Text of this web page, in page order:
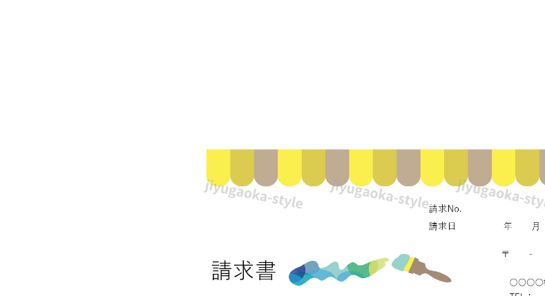
テ
ィ
ト
の